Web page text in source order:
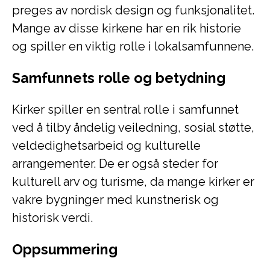
preges av nordisk design og funksjonalitet.
Mange av disse kirkene har en rik historie
og spiller en viktig rolle i lokalsamfunnene.
Samfunnets rolle og betydning
Kirker spiller en sentral rolle i samfunnet
ved å tilby åndelig veiledning, sosial støtte,
veldedighetsarbeid og kulturelle
arrangementer. De er også steder for
kulturell arv og turisme, da mange kirker er
vakre bygninger med kunstnerisk og
historisk verdi.
Oppsummering